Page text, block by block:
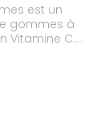
est un
gommes à
Vitamine C.
à